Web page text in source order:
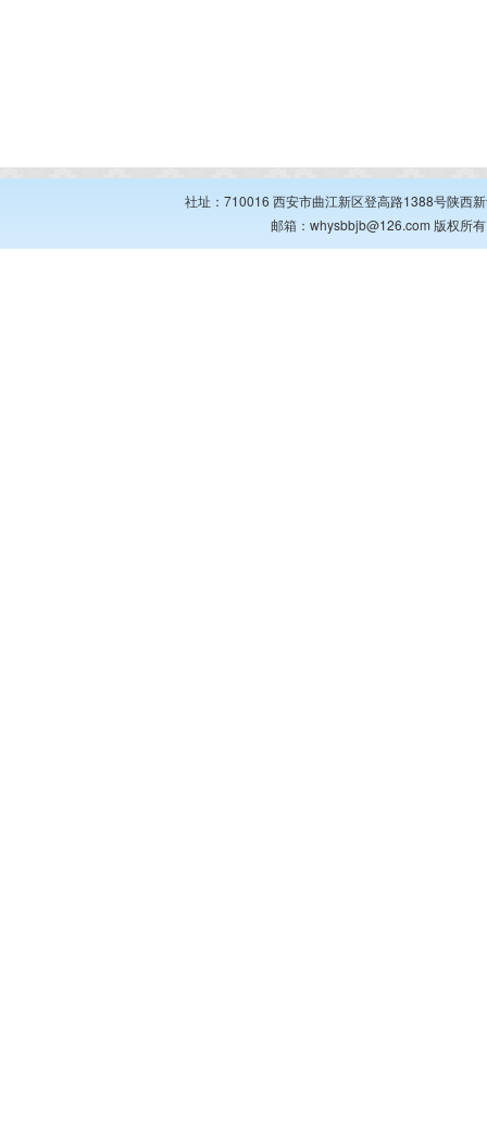
社址：710016 西安市曲江新区登高路1388号陕西
邮箱：whysbbjb@126.com 版权所